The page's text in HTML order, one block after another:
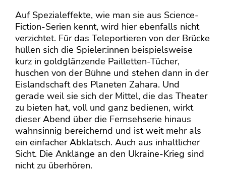
Auf Spezialeffekte, wie man sie aus Science-
Fiction-Serien kennt, wird hier ebenfalls nicht
verzichtet. Für das Teleportieren von der Brücke
hüllen sich die Spieler:innen beispielsweise
kurz in goldglänzende Pailletten-Tücher,
huschen von der Bühne und stehen dann in der
Eislandschaft des Planeten Zahara. Und
gerade weil sie sich der Mittel, die das Theater
zu bieten hat, voll und ganz bedienen, wirkt
dieser Abend über die Fernsehserie hinaus
wahnsinnig bereichernd und ist weit mehr als
ein einfacher Abklatsch. Auch aus inhaltlicher
Sicht. Die Anklänge an den Ukraine-Krieg sind
nicht zu überhören.